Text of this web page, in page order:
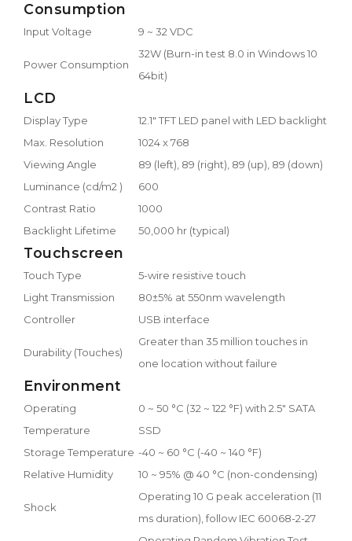
Consumption
Input Voltage 9 ~ 32 VDC
Power Consumption
32W (Burn-in test 8.0 in Windows 10
64bit)
LCD
Display Type
12.1" TFT LED panel with LED backlight
Max. Resolution
1024 x 768
Viewing Angle
89 (left), 89 (right), 89 (up), 89 (down)
Luminance (cd/m2 )
600
Contrast Ratio
1000
Backlight Lifetime
50,000 hr (typical)
Touchscreen
Touch Type
5-wire resistive touch
Light Transmission
80±5% at 550nm wavelength
Controller
USB interface
Durability (Touches)
Greater than 35 million touches in
one location without failure
Environment
Operating
Temperature
0 ~ 50 °C (32 ~ 122 °F) with 2.5" SATA
SSD
Storage Temperature -40 ~ 60 °C (-40 ~ 140 °F)
Relative Humidity
10 ~ 95% @ 40 °C (non-condensing)
Shock
Operating 10 G peak acceleration (11
ms duration), follow IEC 60068-2-27